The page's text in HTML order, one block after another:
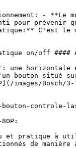
- **Le
pour prévenir
C'est
une
bouton situé
images/
bouton-
et pratique à
de